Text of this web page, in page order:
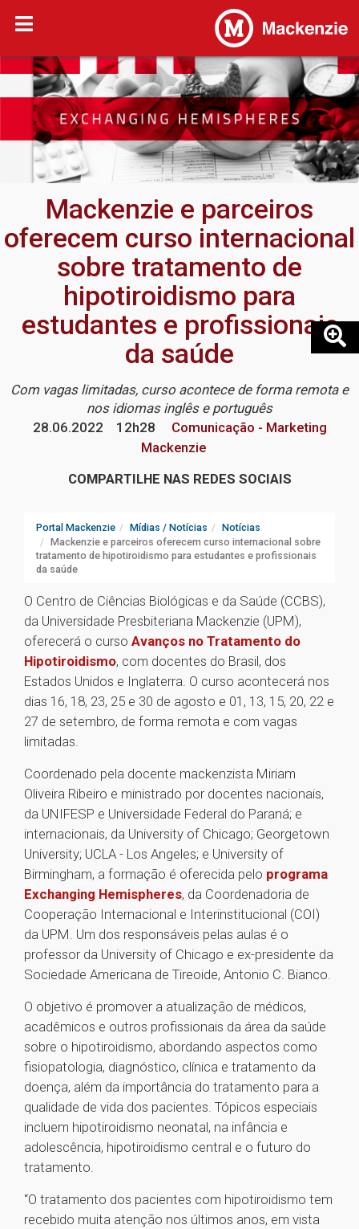
Mackenzie e parceiros
oferecem curso internacional
sobre tratamento de
hipotiroidismo para
estudantes e profissionais
da saúde
Com vagas limitadas, curso acontece de forma remota e
nos idiomas inglês e português
28.06.2022
12h28
Comunicação - Marketing
Mackenzie
COMPARTILHE NAS REDES SOCIAIS
Portal Mackenzie Mídias / Notícias
Notícias
Mackenzie e parceiros oferecem curso internacional sobre
tratamento de hipotiroidismo para estudantes e profissionais
da saúde
O Centro de Ciências Biológicas e da Saúde (CCBS),
da Universidade Presbiteriana Mackenzie (UPM),
oferecerá o curso Avanços no Tratamento do
Hipotiroidismo, com docentes do Brasil, dos
Estados Unidos e Inglaterra. O curso acontecerá nos
dias 16, 18, 23, 25 e 30 de agosto e 01, 13, 15, 20, 22 e
27 de setembro, de forma remota e com vagas
limitadas.
Coordenado pela docente mackenzista Miriam
Oliveira Ribeiro e ministrado por docentes nacionais,
da UNIFESP e Universidade Federal do Paraná; e
internacionais, da University of Chicago; Georgetown
University; UCLA - Los Angeles; e University of
Birmingham, a formação é oferecida pelo programa
Exchanging Hemispheres, da Coordenadoria de
Cooperação Internacional e Interinstitucional (COI)
da UPM. Um dos responsáveis pelas aulas é o
professor da University of Chicago e ex-presidente da
Sociedade Americana de Tireoide, Antonio C. Bianco.
O objetivo é promover a atualização de médicos,
acadêmicos e outros profissionais da área da saúde
sobre o hipotiroidismo, abordando aspectos como
fisiopatologia, diagnóstico, clínica e tratamento da
doença, além da importância do tratamento para a
qualidade de vida dos pacientes. Tópicos especiais
incluem hipotiroidismo neonatal, na infância e
adolescência, hipotiroidismo central e o futuro do
tratamento.
“O tratamento dos pacientes com hipotiroidismo tem
recebido muita atenção nos últimos anos, em vista